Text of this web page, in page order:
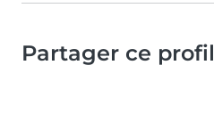
Partager ce profil